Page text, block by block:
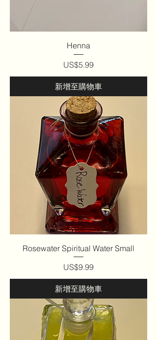
Henna
價格
US$5.99
新增至購物車
Rosewater Spiritual Water Small
價格
US$9.99
新增至購物車